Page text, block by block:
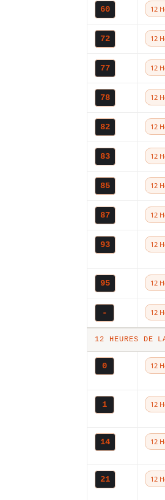
60 12
72 12
77 12
78 12
82 12
83 12
85 12
87 12
93 12
95 12
- 12
12 HEURES DE
0 12
1 12
14 12
21 12